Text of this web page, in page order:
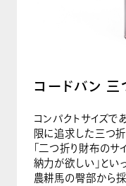
コードバン 三
コンパクトサイズで
限に追求した三つ折
「二つ折り財布の
納力が欲しい」とい
農耕馬の臀部から採